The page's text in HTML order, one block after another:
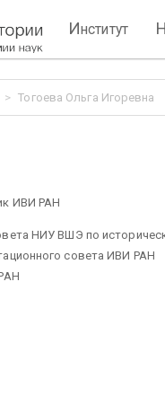
Институт Н
Тогоева Ольга Игоревна
ИВИ РАН
НИУ ВШЭ по
совета ИВИ РАН